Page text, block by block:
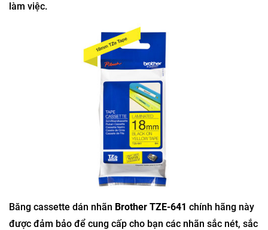
làm việc.
Băng cassette dán nhãn Brother TZE-641 chính hãng này
được đảm bảo để cung cấp cho bạn các nhãn sắc nét, sắc